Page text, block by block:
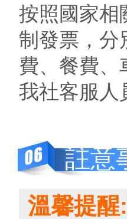
按照國家相
制發票，分
費、餐費、
我社客服人
註意
溫馨提醒: